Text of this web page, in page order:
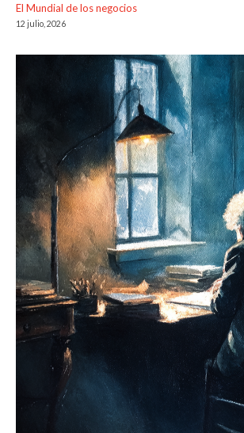
El Mundial de los negocios
12 julio, 2026